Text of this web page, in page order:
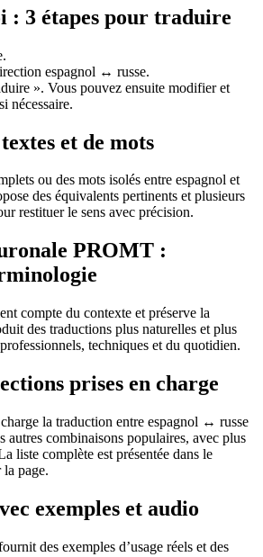
: 3 étapes pour traduire
espagnol ↔ russe.
». Vous pouvez ensuite modifier et
nécessaire.
et de mots
ou des mots isolés entre espagnol et
des équivalents pertinents et plusieurs
restituer le sens avec précision.
PROMT :
compte du contexte et préserve la
des traductions plus naturelles et plus
techniques et du quotidien.
prises en charge
la traduction entre espagnol ↔ russe
autres combinaisons populaires, avec plus
liste complète est présentée dans le
la page.
exemples et audio
des exemples d’usage réels et des